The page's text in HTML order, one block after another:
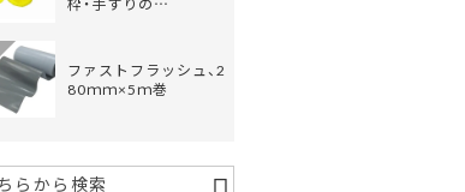
ファストフラッシュ、2
80ｍｍ×5ｍ巻